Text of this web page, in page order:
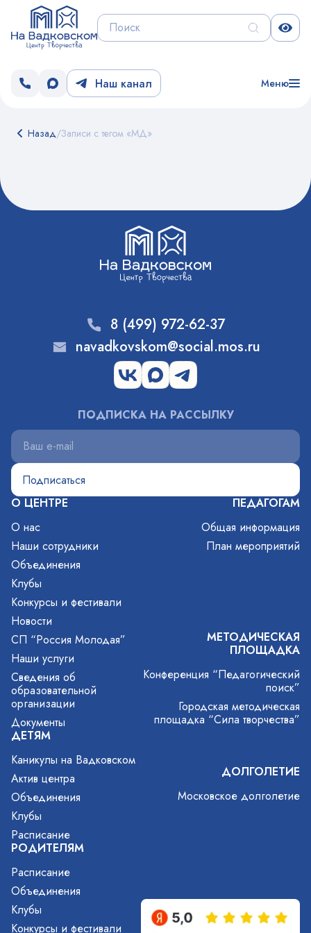
Наш канал Меню
Назад/Записи с тегом «МД»
О ЦЕНТРЕ
О нас
Наши сотрудники
Объединения
Клубы
Конкурсы и фестивали
Новости
СП “Россия Молодая”
Наши услуги
Сведения об
образовательной
организации
Документы
ДЕТЯМ
Каникулы на Вадковском
Актив центра
Объединения
Клубы
Расписание
РОДИТЕЛЯМ
Расписание
Объединения
Клубы
Конкурсы и фестивали
ПЕДАГОГАМ
Общая информация
План мероприятий
МЕТОДИЧЕСКАЯ
ПЛОЩАДКА
Конференция “Педагогический
поиск”
Городская методическая
площадка “Сила творчества”
ДОЛГОЛЕТИЕ
Московское долголетие
8 (499) 972-62-37
navadkovskom@social.mos.ru
ПОДПИСКА НА РАССЫЛКУ